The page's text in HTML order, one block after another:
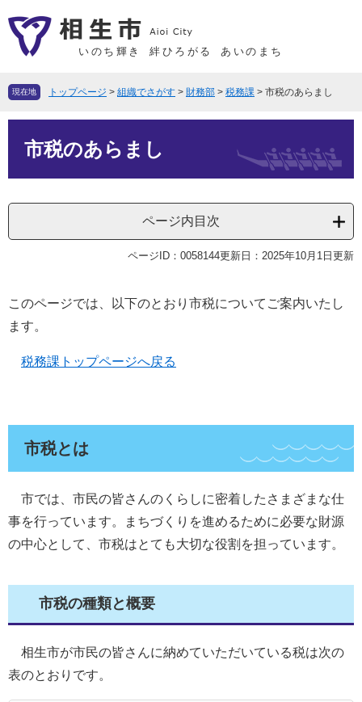
ー
先
ニ
を
文
いのち輝き 絆ひろがる あいのまち
現在地 トップページ > 組織でさがす > 財務部 > 税務課 > 市税のあらまし
市税のあらまし
ページ内目次
ページID：0058144更新日：2025年10月1日更新
このページでは、以下のとおり市税についてご案内いたし
ます。
税務課トップページへ戻る
市税とは
市では、市民の皆さんのくらしに密着したさまざまな仕
事を行っています。まちづくりを進めるために必要な財源
の中心として、市税はとても大切な役割を担っています。
市税の種類と概要
相生市が市民の皆さんに納めていただいている税は次の
表のとおりです。